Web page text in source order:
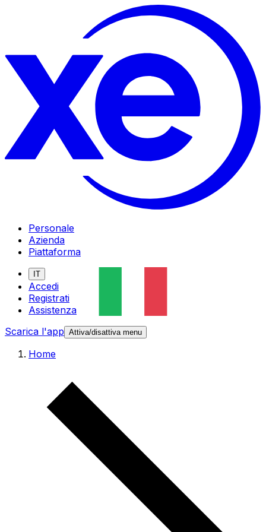
Personale
Azienda
Piattaforma
IT
Accedi
Registrati
Assistenza
Scarica l'app Attiva/disattiva menu
Home